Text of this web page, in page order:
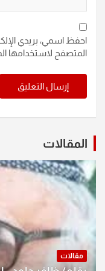
احفظ اسمي، بريدي
المتصفح لاستخدامها
المقالات
مقالات